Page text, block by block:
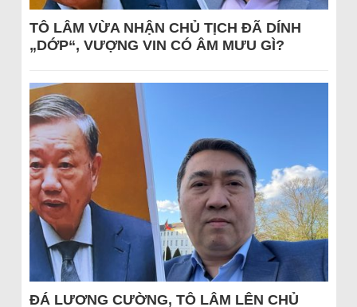
TÔ LÂM VỪA NHẬN CHỦ TỊCH ĐÃ DÍNH
„DỚP“, VƯỢNG VIN CÓ ÂM MƯU GÌ?
ĐÁ LƯƠNG CƯỜNG, TÔ LÂM LÊN CHỦ